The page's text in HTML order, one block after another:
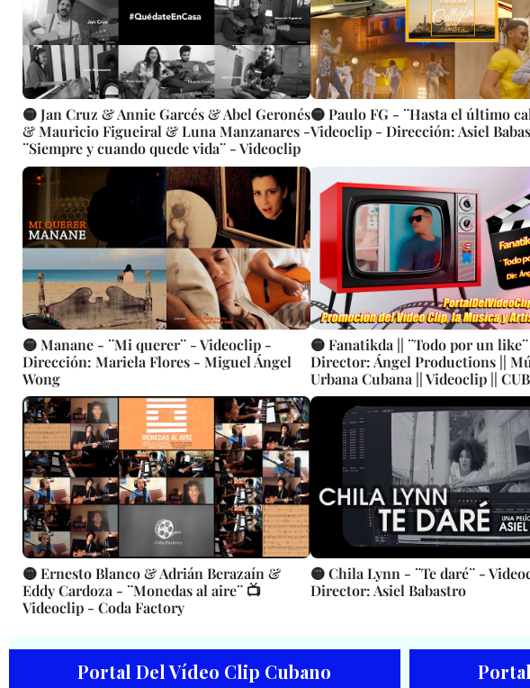
🟡 Jan Cruz & Annie Garcés & Abel Geronés
& Mauricio Figueiral & Luna Manzanares -
¨Siempre y cuando quede vida¨ - Videoclip
🟡 Paulo FG - ¨Hasta el último
Videoclip - Dirección: Asiel
🟡 Manane - ¨Mi querer¨ - Videoclip -
Dirección: Mariela Flores - Miguel Ángel
Wong
🟡 Fanatikda || ¨Todo por un like¨
Director: Ángel Productions ||
Urbana Cubana || Videoclip ||
🟡 Ernesto Blanco & Adrián Berazaín &
Eddy Cardoza - ¨Monedas al aire¨ 📺
Videoclip - Coda Factory
🟡 Chila Lynn - ¨Te daré¨ -
Director: Asiel Babastro
Portal Del Vídeo Clip Cubano